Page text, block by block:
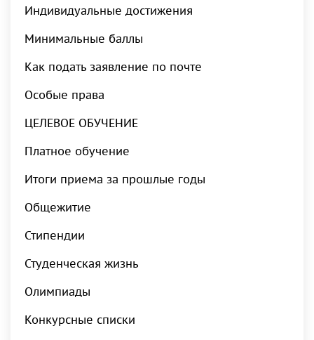
Индивидуальные достижения
Минимальные баллы
Как подать заявление по почте
Особые права
ЦЕЛЕВОЕ ОБУЧЕНИЕ
Платное обучение
Итоги приема за прошлые годы
Общежитие
Стипендии
Студенческая жизнь
Олимпиады
Конкурсные списки